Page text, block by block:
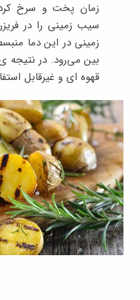
زمان پخت و سرخ
سیب زمینی را در
زمینی در این دما
بین می‌رود. در نتیجه
قهوه ای و غیرقابل